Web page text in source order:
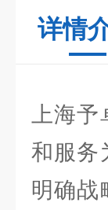
详情
上海
和服务
明确战